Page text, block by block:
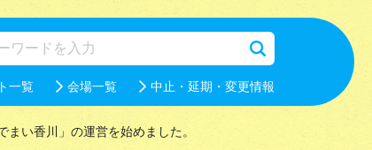
一覧 会場一覧 中止・延期・変更情報
い香川」の運営を始めました。